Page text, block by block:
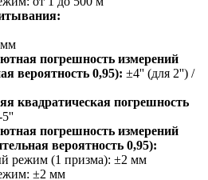
мм
погрешность измерений
вероятность 0,95): ±4'' (для 2'') /
квадратическая погрешность
5''
погрешность измерений
вероятность 0,95):
режим (1 призма): ±2 мм
±2 мм